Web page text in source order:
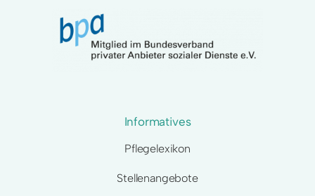
Informatives
Pflegelexikon
Stellenangebote